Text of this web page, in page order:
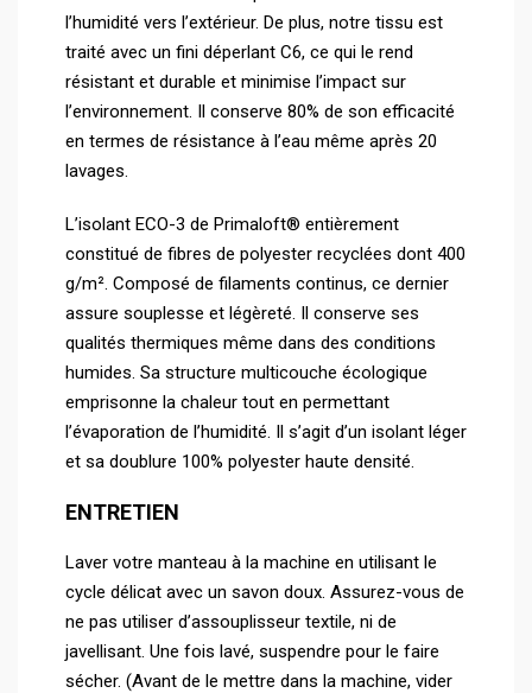
l’humidité vers l’extérieur. De plus, notre tissu est
traité avec un fini déperlant C6, ce qui le rend
résistant et durable et minimise l’impact sur
l’environnement. Il conserve 80% de son efficacité
en termes de résistance à l’eau même après 20
lavages.
L’isolant ECO-3 de Primaloft® entièrement
constitué de fibres de polyester recyclées dont 400
g/m². Composé de filaments continus, ce dernier
assure souplesse et légèreté. Il conserve ses
qualités thermiques même dans des conditions
humides. Sa structure multicouche écologique
emprisonne la chaleur tout en permettant
l’évaporation de l’humidité. Il s’agit d’un isolant léger
et sa doublure 100% polyester haute densité.
ENTRETIEN
Laver votre manteau à la machine en utilisant le
cycle délicat avec un savon doux. Assurez-vous de
ne pas utiliser d’assouplisseur textile, ni de
javellisant. Une fois lavé, suspendre pour le faire
sécher. (Avant de le mettre dans la machine, vider